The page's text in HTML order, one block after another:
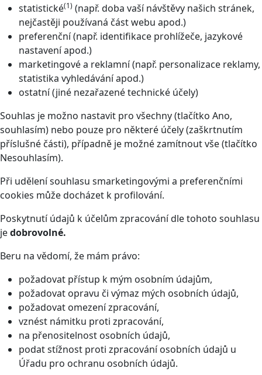
statistické(1) (např. doba vaší návštěvy našich stránek,
nejčastěji používaná část webu apod.)
preferenční (např. identifikace prohlížeče, jazykové
nastavení apod.)
marketingové a reklamní (např. personalizace reklamy,
statistika vyhledávání apod.)
ostatní (jiné nezařazené technické účely)
Souhlas je možno nastavit pro všechny (tlačítko Ano,
souhlasím) nebo pouze pro některé účely (zaškrtnutím
příslušné části), případně je možné zamítnout vše (tlačítko
Nesouhlasím).
Při udělení souhlasu smarketingovými a preferenčními
cookies může docházet k profilování.
Poskytnutí údajů k účelům zpracování dle tohoto souhlasu
jedobrovolné.
Beru na vědomí, že mám právo:
požadovat přístup k mým osobním údajům,
požadovat opravu či výmaz mých osobních údajů,
požadovat omezení zpracování,
vznést námitku proti zpracování,
na přenositelnost osobních údajů,
podat stížnost proti zpracování osobních údajů u
Úřadu pro ochranu osobních údajů.